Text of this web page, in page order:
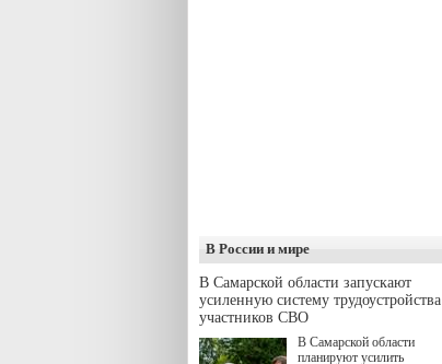
В России и мире
В Самарской области запускают
усиленную систему трудоустройства
участников СВО
В Самарской области
планируют усилить